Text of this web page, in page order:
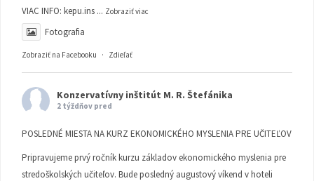
VIAC INFO: kepu.ins ... Zobraziť viac
Fotografia
Zobraziť na Facebooku · Zdieľať
Konzervatívny inštitút M. R. Štefánika
2 týždňov pred
POSLEDNÉ MIESTA NA KURZ EKONOMICKÉHO MYSLENIA PRE UČITEĽOV
Pripravujeme prvý ročník kurzu základov ekonomického myslenia pre
stredoškolských učiteľov. Bude posledný augustový víkend v hoteli